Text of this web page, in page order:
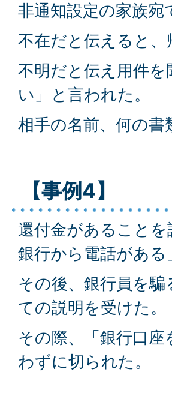
非通知設定の家族宛
不在だと伝えると
不明だと伝え用件
い」と言われた。
相手の名前、何の
【事例4】
還付金があること
銀行から電話があ
その後、銀行員を
ての説明を受けた。
その際、「銀行口
わずに切られた。